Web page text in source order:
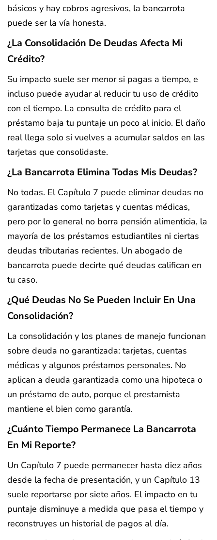
básicos y hay cobros agresivos, la bancarrota
puede ser la vía honesta.
¿La Consolidación De Deudas Afecta Mi
Crédito?
Su impacto suele ser menor si pagas a tiempo, e
incluso puede ayudar al reducir tu uso de crédito
con el tiempo. La consulta de crédito para el
préstamo baja tu puntaje un poco al inicio. El daño
real llega solo si vuelves a acumular saldos en las
tarjetas que consolidaste.
¿La Bancarrota Elimina Todas Mis Deudas?
No todas. El Capítulo 7 puede eliminar deudas no
garantizadas como tarjetas y cuentas médicas,
pero por lo general no borra pensión alimenticia, la
mayoría de los préstamos estudiantiles ni ciertas
deudas tributarias recientes. Un abogado de
bancarrota puede decirte qué deudas califican en
tu caso.
¿Qué Deudas No Se Pueden Incluir En Una
Consolidación?
La consolidación y los planes de manejo funcionan
sobre deuda no garantizada: tarjetas, cuentas
médicas y algunos préstamos personales. No
aplican a deuda garantizada como una hipoteca o
un préstamo de auto, porque el prestamista
mantiene el bien como garantía.
¿Cuánto Tiempo Permanece La Bancarrota
En Mi Reporte?
Un Capítulo 7 puede permanecer hasta diez años
desde la fecha de presentación, y un Capítulo 13
suele reportarse por siete años. El impacto en tu
puntaje disminuye a medida que pasa el tiempo y
reconstruyes un historial de pagos al día.